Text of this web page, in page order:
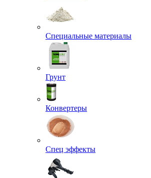
Специальные материалы
Грунт
Конвертеры
Спец эффекты